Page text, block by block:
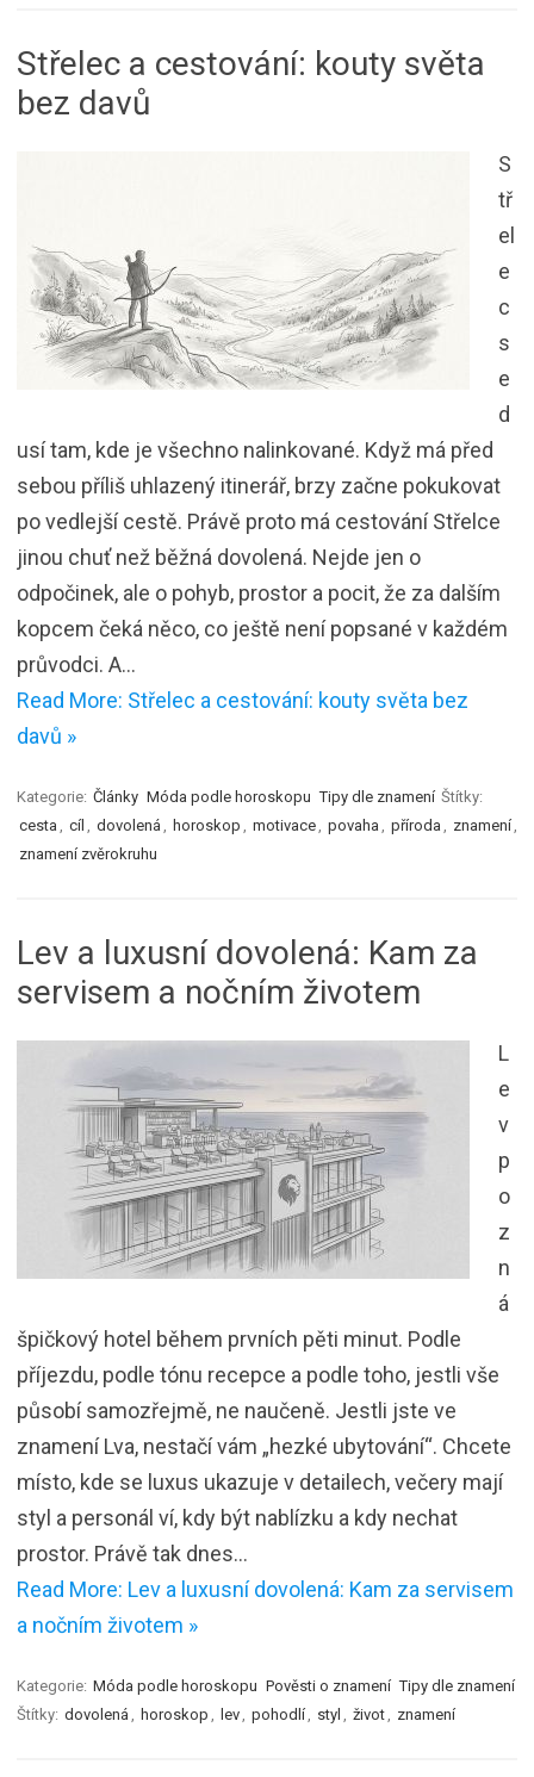
Střelec a cestování: kouty světa
bez davů
S
tř
el
e
c
s
e
d
usí tam, kde je všechno nalinkované. Když má před
sebou příliš uhlazený itinerář, brzy začne pokukovat
po vedlejší cestě. Právě proto má cestování Střelce
jinou chuť než běžná dovolená. Nejde jen o
odpočinek, ale o pohyb, prostor a pocit, že za dalším
kopcem čeká něco, co ještě není popsané v každém
průvodci. A…
Read More: Střelec a cestování: kouty světa bez
davů »
Kategorie: Články Móda podle horoskopu Tipy dle znamení Štítky:
cesta
cíl dovolená horoskop motivace povaha příroda znamení
znamení zvěrokruhu
Lev a luxusní dovolená: Kam za
servisem a nočním životem
L
e
v
p
o
z
n
á
špičkový hotel během prvních pěti minut. Podle
příjezdu, podle tónu recepce a podle toho, jestli vše
působí samozřejmě, ne naučeně. Jestli jste ve
znamení Lva, nestačí vám „hezké ubytování“. Chcete
místo, kde se luxus ukazuje v detailech, večery mají
styl a personál ví, kdy být nablízku a kdy nechat
prostor. Právě tak dnes…
Read More: Lev a luxusní dovolená: Kam za servisem
a nočním životem »
Kategorie: Móda podle horoskopu Pověsti o znamení Tipy dle znamení
Štítky: dovolená horoskop lev pohodlí styl život znamení